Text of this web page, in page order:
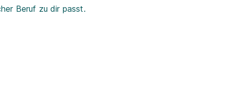
Beruf zu dir passt.